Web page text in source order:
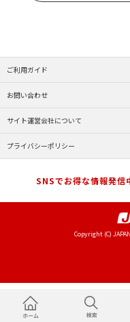
ご利用ガイド
お問い合わせ
サイト運営会社について
プライバシーポリシー
SNSでお得な情報発信
Copyright (C)